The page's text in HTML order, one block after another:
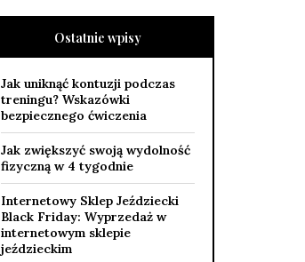
Ostatnie wpisy
Jak uniknąć kontuzji podczas
treningu? Wskazówki
bezpiecznego ćwiczenia
Jak zwiększyć swoją wydolność
fizyczną w 4 tygodnie
Internetowy Sklep Jeździecki
Black Friday: Wyprzedaż w
internetowym sklepie
jeździeckim